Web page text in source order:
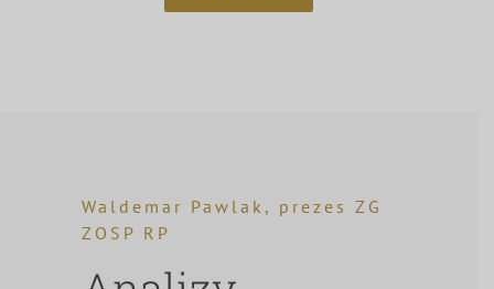
Waldemar Pawlak, prezes ZG
ZOSP RP